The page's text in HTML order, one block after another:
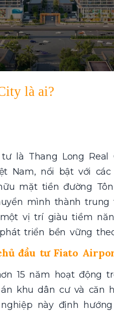
là ai?
là Thang Long Real
Nam, nổi bật với
mặt tiền đường
mình thành
vị trí giàu tiềm
triển bền vững
đầu tư Fiato
15 năm hoạt động
khu dân cư và căn
này định